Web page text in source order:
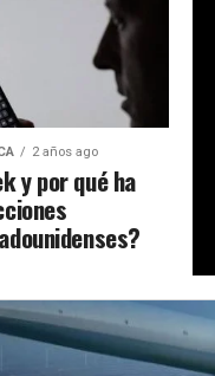
2 años ago
y por qué ha